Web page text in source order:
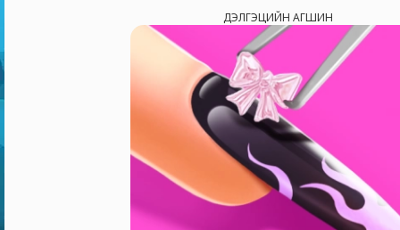
ДЭЛГЭЦИЙН АГШИН